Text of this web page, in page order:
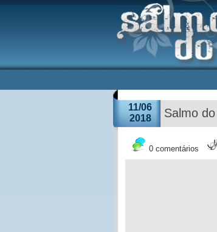
11/06
2018
Salmo
0 comentários